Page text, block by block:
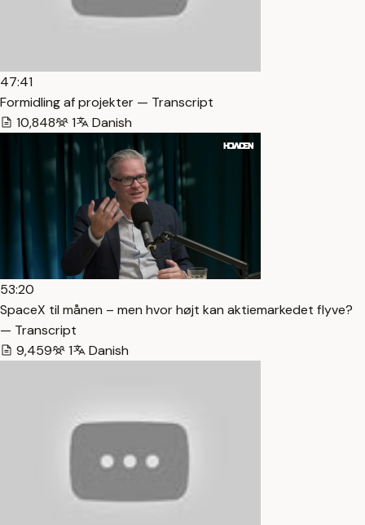
47:41
Formidling af projekter — Transcript
10,848
1 Danish
53:20
SpaceX til månen – men hvor højt kan aktiemarkedet flyve?
— Transcript
9,459
1 Danish